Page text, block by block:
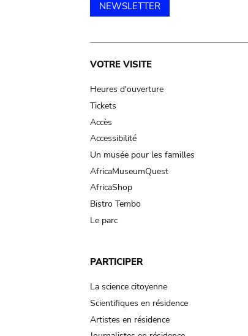
NEWSLETTER
Main
navigation
VOTRE VISITE
Heures d'ouverture
Tickets
Accès
Accessibilité
Un musée pour les familles
AfricaMuseumQuest
AfricaShop
Bistro Tembo
Le parc
PARTICIPER
La science citoyenne
Scientifiques en résidence
Artistes en résidence